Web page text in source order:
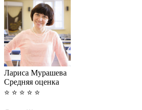
Лариса Мурашева
Cредняя оценка
⭐ ⭐ ⭐ ⭐ ⭐